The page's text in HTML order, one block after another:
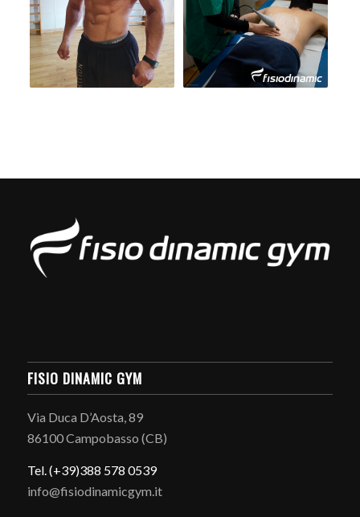
FISIO DINAMIC GYM
Via Duca D’Aosta, 89
86100 Campobasso (CB)
Tel. (+39)388 578 0539
info@fisiodinamicgym.it